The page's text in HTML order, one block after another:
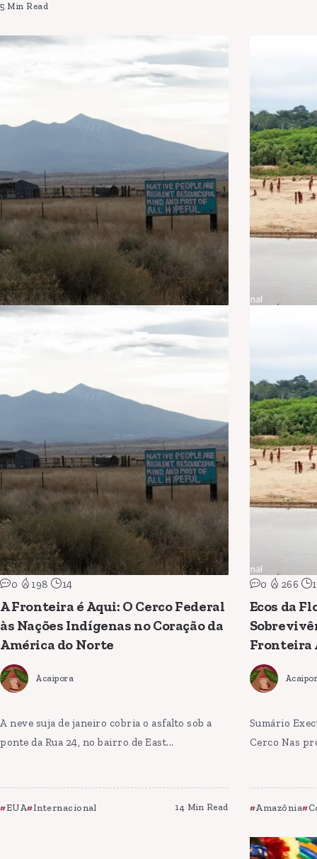
5 Min Read
0 198 14
A Fronteira é Aqui: O Cerco Federal
às Nações Indígenas no Coração da
América do Norte
Acaipora
A neve suja de janeiro cobria o asfalto sob a
ponte da Rua 24, no bairro de East...
EUA Internacional 14 Min Read
0 266
Ecos da
Fronteira
Sumário
Cerco Nas
Amazônia